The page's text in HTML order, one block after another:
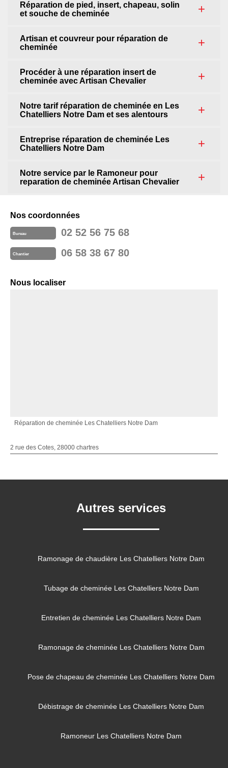
Réparation de pied, insert, chapeau, solin
et souche de cheminée
Artisan et couvreur pour réparation de
cheminée
Procéder à une réparation insert de
cheminée avec Artisan Chevalier
Notre tarif réparation de cheminée en Les
Chatelliers Notre Dam et ses alentours
Entreprise réparation de cheminée Les
Chatelliers Notre Dam
Notre service par le Ramoneur pour
reparation de cheminée Artisan Chevalier
Nos coordonnées
Bureau 02 52 56 75 68
Chantier 06 58 38 67 80
Nous localiser
Réparation de cheminée Les Chatelliers Notre Dam
2 rue des Cotes, 28000 chartres
Autres services
Ramonage de chaudière Les Chatelliers Notre Dam
Tubage de cheminée Les Chatelliers Notre Dam
Entretien de cheminée Les Chatelliers Notre Dam
Ramonage de cheminée Les Chatelliers Notre Dam
Pose de chapeau de cheminée Les Chatelliers Notre Dam
Débistrage de cheminée Les Chatelliers Notre Dam
Ramoneur Les Chatelliers Notre Dam